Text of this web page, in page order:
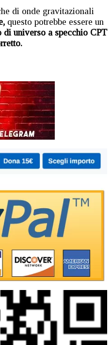
di onde gravitazionali
questo potrebbe essere un
di universo a specchio CPT